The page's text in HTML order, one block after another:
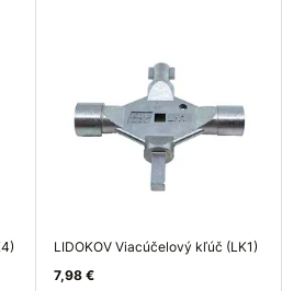
LIDOKOV Viacúčelový kľúč (LK1)
7,98 €